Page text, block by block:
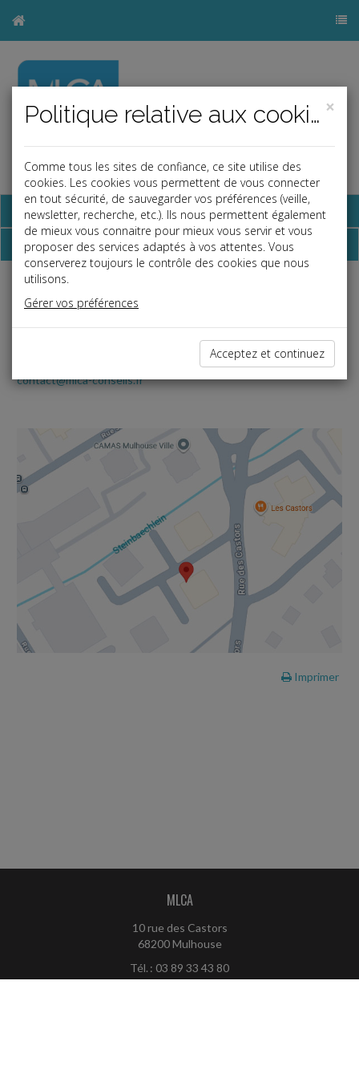
a
Base documentaire
Nos coordonnées
MLCA
contact@mlca-conseils.fr
Imprimer
MLCA
10 rue des Castors
68200 Mulhouse
Tél. : 03 89 33 43 80
contact@mlca-conseils.fr
×
Politique relative aux cookies
Comme tous les sites de confiance, ce site utilise des
cookies. Les cookies vous permettent de vous connecter
en tout sécurité, de sauvegarder vos préférences (veille,
newsletter, recherche, etc.). Ils nous permettent également
de mieux vous connaitre pour mieux vous servir et vous
proposer des services adaptés à vos attentes. Vous
conserverez toujours le contrôle des cookies que nous
utilisons.
Gérer vos préférences
Acceptez et continuez